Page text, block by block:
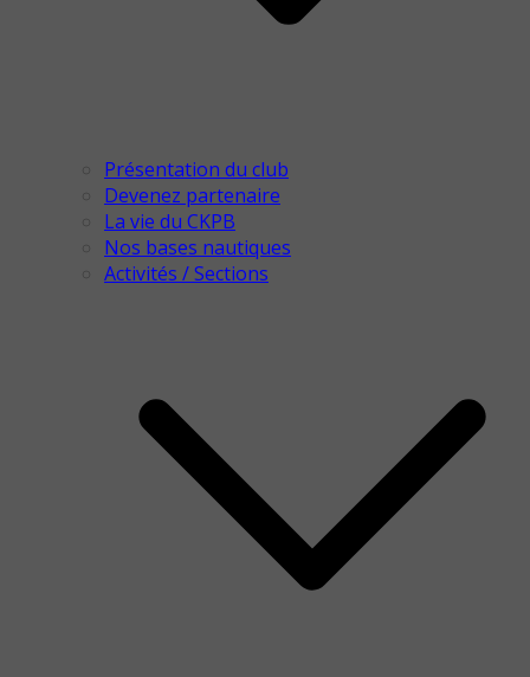
Présentation du club
Devenez partenaire
La vie du CKPB
Nos bases nautiques
Activités / Sections